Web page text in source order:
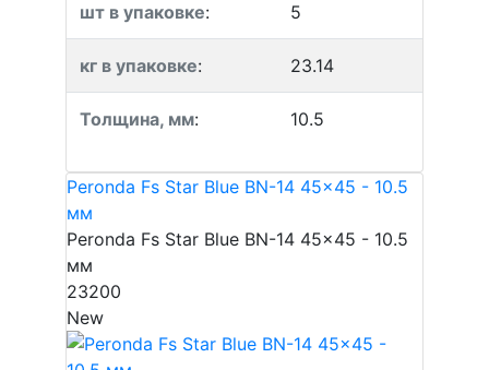
шт в упаковке: 5
кг в упаковке: 23.14
Толщина, мм: 10.5
Peronda Fs Star Blue BN-14 45x45 - 10.5
мм
Peronda Fs Star Blue BN-14 45x45 - 10.5
мм
23200
New